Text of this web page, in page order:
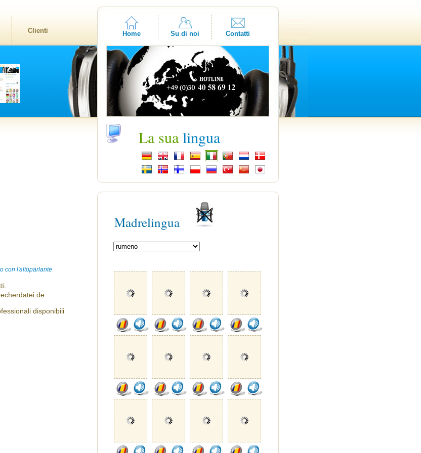
Clienti Home Su di noi Contatti
con l'altoparlante
disponibili
La sualingua
Madrelingua